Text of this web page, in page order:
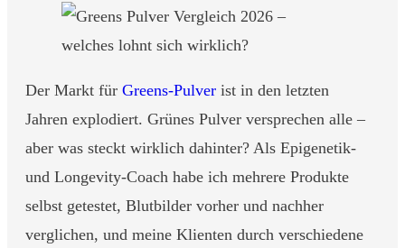
Der Markt für Greens-Pulver ist in den letzten
Jahren explodiert. Grünes Pulver versprechen alle –
aber was steckt wirklich dahinter? Als Epigenetik-
und Longevity-Coach habe ich mehrere Produkte
selbst getestet, Blutbilder vorher und nachher
verglichen, und meine Klienten durch verschiedene